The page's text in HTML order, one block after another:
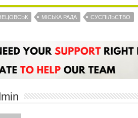
МІСЬКА РАДА СУСПІЛЬСТВО